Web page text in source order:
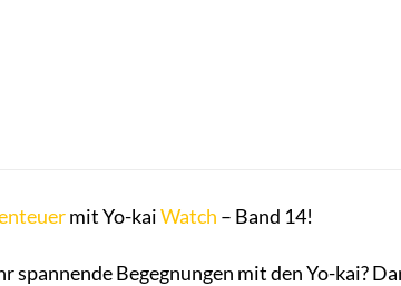
mit Yo-kaiWatch – Band 14!
spannende Begegnungen mit den Yo-kai?